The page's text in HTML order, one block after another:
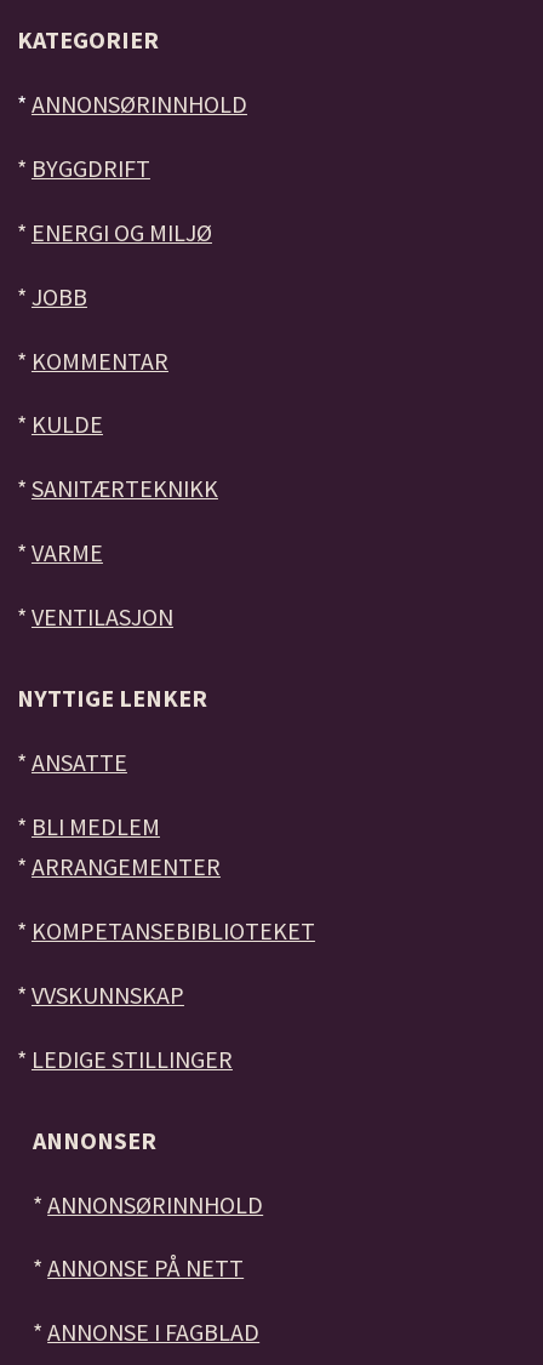
KATEGORIER
* ANNONSØRINNHOLD
* BYGGDRIFT
* ENERGI OG MILJØ
* JOBB
* KOMMENTAR
* KULDE
* SANITÆRTEKNIKK
* VARME
* VENTILASJON
NYTTIGE LENKER
* ANSATTE
* BLI MEDLEM
* ARRANGEMENTER
* KOMPETANSEBIBLIOTEKET
* VVSKUNNSKAP
* LEDIGE STILLINGER
ANNONSER
*ANNONSØRINNHOLD
*ANNONSE PÅ NETT
*ANNONSE I FAGBLAD